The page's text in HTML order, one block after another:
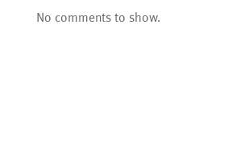
No comments to show.